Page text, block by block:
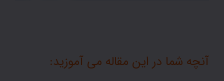
آنچه شما در این مقاله می آموزید: